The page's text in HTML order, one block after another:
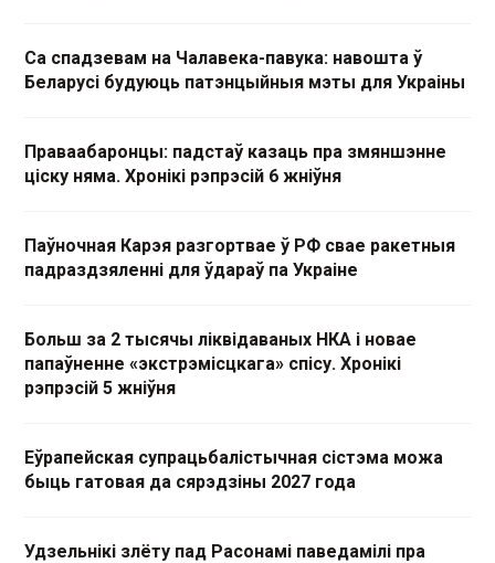
Са спадзевам на Чалавека-павука: навошта ў
Беларусі будуюць патэнцыйныя мэты для Украіны
Праваабаронцы: падстаў казаць пра змяншэнне
ціску няма. Хронікі рэпрэсій 6 жніўня
Паўночная Карэя разгортвае ў РФ свае ракетныя
падраздзяленні для ўдараў па Украіне
Больш за 2 тысячы ліквідаваных НКА і новае
папаўненне «экстрэмісцкага» спісу. Хронікі
рэпрэсій 5 жніўня
Еўрапейская супрацьбалістычная сістэма можа
быць гатовая да сярэдзіны 2027 года
Удзельнікі злёту пад Расонамі паведамілі пра